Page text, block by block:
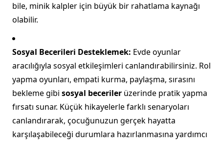
bile, minik kalpler için büyük bir rahatlama kaynağı
olabilir.
Sosyal Becerileri Desteklemek: Evde oyunlar
aracılığıyla sosyal etkileşimleri canlandırabilirsiniz. Rol
yapma oyunları, empati kurma, paylaşma, sırasını
bekleme gibi sosyal beceriler üzerinde pratik yapma
fırsatı sunar. Küçük hikayelerle farklı senaryoları
canlandırarak, çocuğunuzun gerçek hayatta
karşılaşabileceği durumlara hazırlanmasına yardımcı